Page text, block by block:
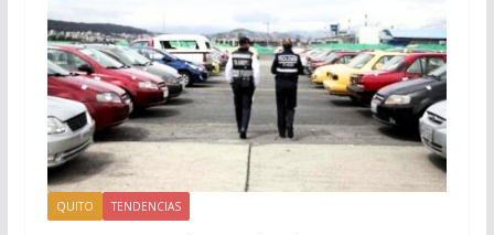
QUITO TENDENCIAS